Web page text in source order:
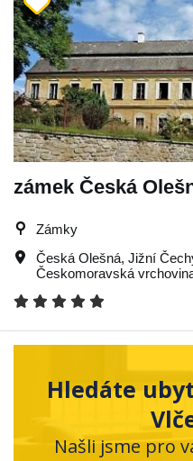
zámek Česká
Zámky
Česká Olešná, Jižní
Českomoravská
Hledáte
Našli jsme pro